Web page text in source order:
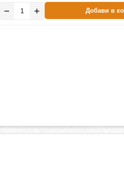
− + Добави в